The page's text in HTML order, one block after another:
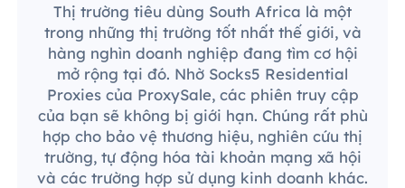
Thị trường tiêu dùng South Africa là một
trong những thị trường tốt nhất thế giới, và
hàng nghìn doanh nghiệp đang tìm cơ hội
mở rộng tại đó. Nhờ Socks5 Residential
Proxies của ProxySale, các phiên truy cập
của bạn sẽ không bị giới hạn. Chúng rất phù
hợp cho bảo vệ thương hiệu, nghiên cứu thị
trường, tự động hóa tài khoản mạng xã hội
và các trường hợp sử dụng kinh doanh khác.